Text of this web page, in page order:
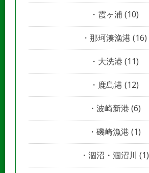
霞ヶ浦 (10)
那珂湊漁港 (16)
大洗港 (11)
鹿島港 (12)
波崎新港 (6)
磯崎漁港 (1)
涸沼・涸沼川 (1)